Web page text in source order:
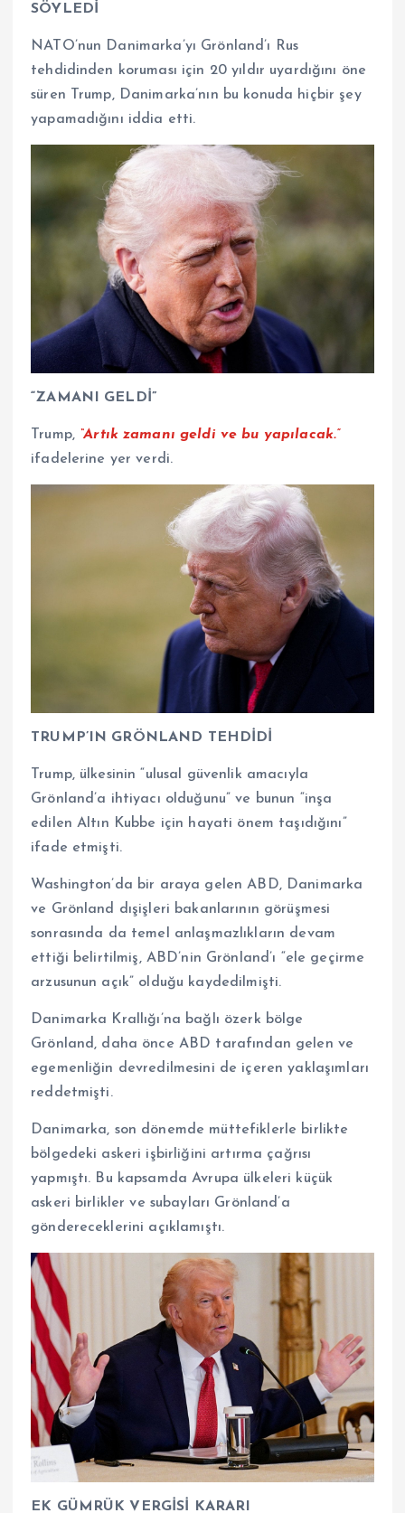
SÖYLEDİ
NATO’nun Danimarka’yı Grönland’ı Rus
tehdidinden koruması için 20 yıldır uyardığını öne
süren Trump, Danimarka’nın bu konuda hiçbir şey
yapamadığını iddia etti.
“ZAMANI GELDİ”
Trump, “Artık zamanı geldi ve bu yapılacak.”
ifadelerine yer verdi.
TRUMP’IN GRÖNLAND TEHDİDİ
Trump, ülkesinin “ulusal güvenlik amacıyla
Grönland’a ihtiyacı olduğunu” ve bunun “inşa
edilen Altın Kubbe için hayati önem taşıdığını”
ifade etmişti.
Washington’da bir araya gelen ABD, Danimarka
ve Grönland dışişleri bakanlarının görüşmesi
sonrasında da temel anlaşmazlıkların devam
ettiği belirtilmiş, ABD’nin Grönland’ı “ele geçirme
arzusunun açık” olduğu kaydedilmişti.
Danimarka Krallığı’na bağlı özerk bölge
Grönland, daha önce ABD tarafından gelen ve
egemenliğin devredilmesini de içeren yaklaşımları
reddetmişti.
Danimarka, son dönemde müttefiklerle birlikte
bölgedeki askeri işbirliğini artırma çağrısı
yapmıştı. Bu kapsamda Avrupa ülkeleri küçük
askeri birlikler ve subayları Grönland’a
göndereceklerini açıklamıştı.
EK GÜMRÜK VERGİSİ KARARI